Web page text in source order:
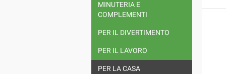
MINUTERIA E
COMPLEMENTI
PER IL DIVERTIMENTO
PER IL LAVORO
PER LA CASA